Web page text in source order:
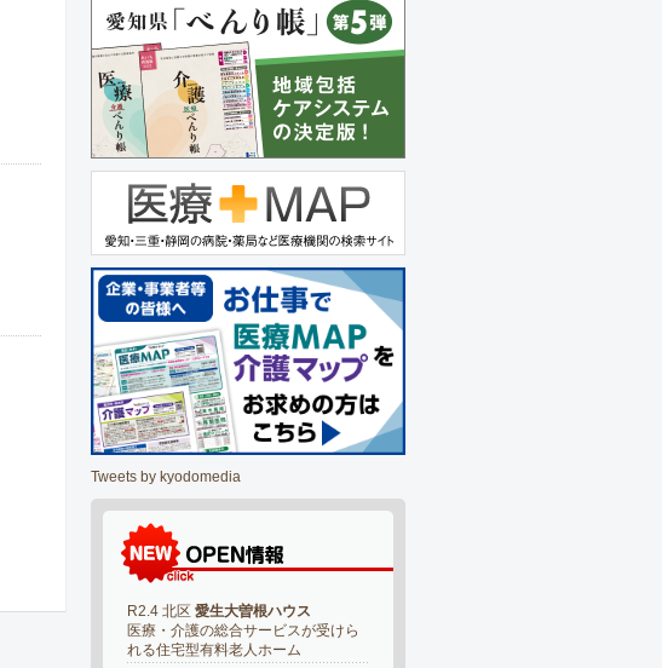
Tweets by kyodomedia
R2.4 北区 愛生大曽根ハウス
医療・介護の総合サービスが受けら
れる住宅型有料老人ホーム